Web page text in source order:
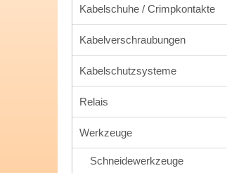
Kabelschuhe / Crimpkontakte
Kabelverschraubungen
Kabelschutzsysteme
Relais
Werkzeuge
Schneidewerkzeuge